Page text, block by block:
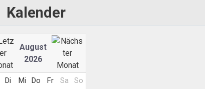
Kalender
August
2026
Di Mi Do Fr Sa
So